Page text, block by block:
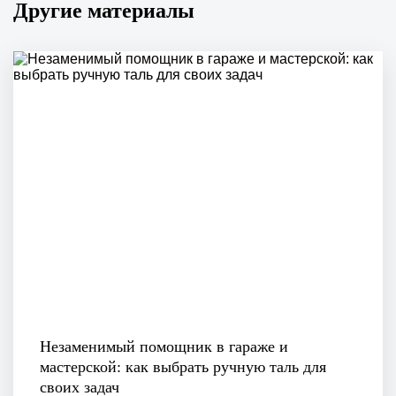
Другие материалы
Незаменимый помощник в гараже и
мастерской: как выбрать ручную таль для
своих задач